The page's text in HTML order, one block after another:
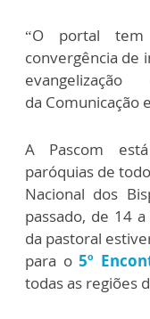
“O portal
convergência de
da Comunicação
A Pascom
paróquias de
Nacional dos
passado, de 14
da pastoral
para o5º
todas as regiões